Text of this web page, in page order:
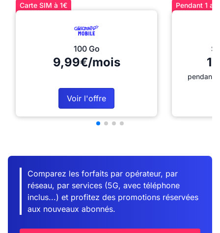
Carte SIM à 1€
100 Go
9,99€/mois
Voir l'offre
Pendant 1
pendant
Comparez les forfaits par opérateur, par
réseau, par services (5G, avec téléphone
inclus...) et profitez des promotions réservées
aux nouveaux abonnés.